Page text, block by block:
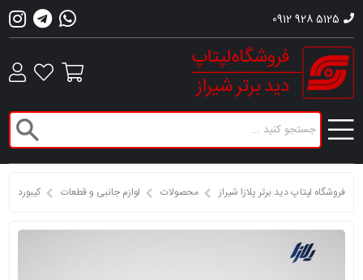
0912 928 5125
فروشگاه لپتاپ دید برتر پلازا شیراز محصولات لوازم جانبی و قطعات کیبورد